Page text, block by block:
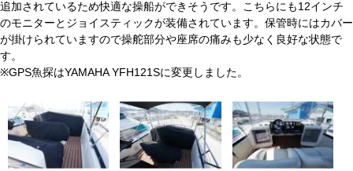
追加されているため快適な操船ができそうです。こちらにも12インチ
のモニターとジョイスティックが装備されています。保管時にはカバー
が掛けられていますので操舵部分や座席の痛みも少なく良好な状態で
す。
※GPS魚探はYAMAHA YFH121Sに変更しました。